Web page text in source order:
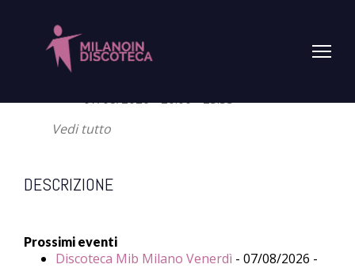
PROSSIMO EVENTO
07/08/2026 - 20:00 - 23:55
Vedi tutto
DESCRIZIONE
Prossimi eventi
Discoteca Mib Milano Venerdì - 07/08/2026 -